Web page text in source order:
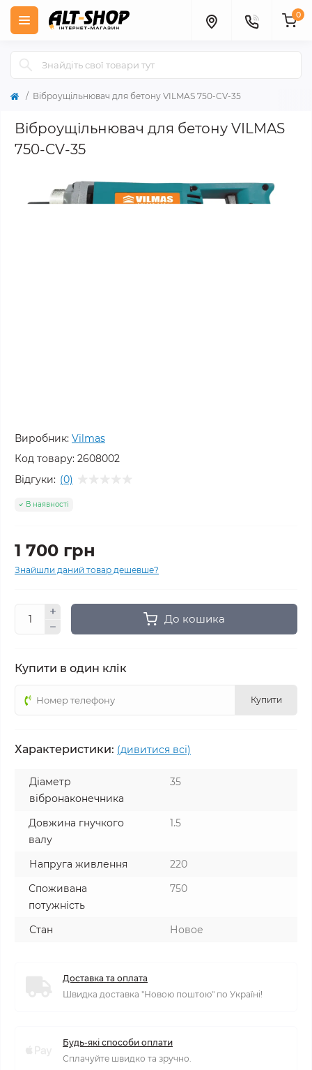
0
Віброущільнювач для бетону VILMAS 750-CV-35
Віброущільнювач для бетону VILMAS
750-CV-35
Виробник: Vilmas
Код товару: 2608002
Відгуки: (0)
В наявності
1 700 грн
Знайшли даний товар дешевше?
До кошика
Купити в один клік
Купити
Характеристики: (дивитися всі)
Діаметр
вібронаконечника
35
Довжина гнучкого
валу
1.5
Напруга живлення
220
Споживана
потужність
750
Стан Новое
Доставка та оплата
Швидка доставка "Новою поштою" по Україні!
Будь-які способи оплати
Сплачуйте швидко та зручно.